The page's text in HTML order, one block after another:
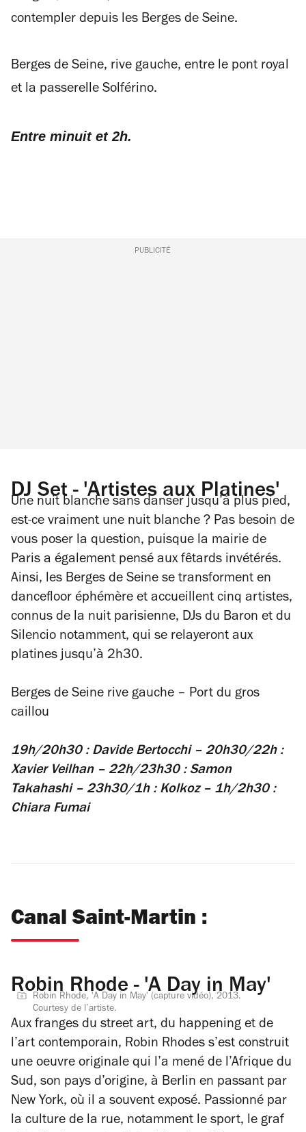
contempler depuis les Berges de Seine.
Berges de Seine, rive gauche, entre le pont royal
et la passerelle Solférino.
Entre minuit et 2h.
PUBLICITÉ
DJ Set - 'Artistes aux Platines'
Une nuit blanche sans danser jusqu’à plus pied,
est-ce vraiment une nuit blanche ? Pas besoin de
vous poser la question, puisque la mairie de
Paris a également pensé aux fêtards invétérés.
Ainsi, les Berges de Seine se transforment en
dancefloor éphémère et accueillent cinq artistes,
connus de la nuit parisienne, DJs du Baron et du
Silencio notamment, qui se relayeront aux
platines jusqu’à 2h30.
Berges de Seine rive gauche – Port du gros
caillou
19h/20h30 : Davide Bertocchi – 20h30/22h :
Xavier Veilhan – 22h/23h30 : Samon
Takahashi – 23h30/1h : Kolkoz – 1h/2h30 :
Chiara Fumai
Canal Saint-Martin :
Robin Rhode - 'A Day in May'
Robin Rhode, 'A Day in May' (capture vidéo), 2013.
Courtesy de l’artiste.
Aux franges du street art, du happening et de
l’art contemporain, Robin Rhodes s’est construit
une oeuvre originale qui l’a mené de l’Afrique du
Sud, son pays d’origine, à Berlin en passant par
New York, où il a souvent exposé. Passionné par
la culture de la rue, notamment le sport, le graf